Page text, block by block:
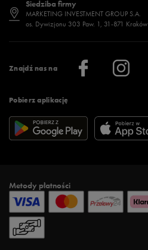
Znajdź nas na
Pobierz aplikację
Regulamin sklepu 50 style
Regulamin aplikacji 50 style
Więcej regulaminów >
Jak wybrać buty na zimę?
Więcej >
Stylizacje damskie
Sklepy stacjonarne
Klub 50 style
Praca
Informacje o firmie
Siedziba firmy
MARKETING INVESTMENT GROUP S.A.
os. Dywizjonu 303 Paw. 1, 31-871 Kraków
Metody płatności